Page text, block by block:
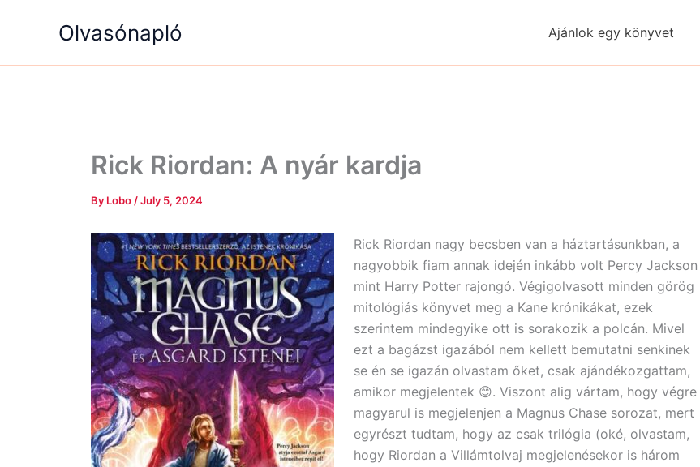
Olvasónapló Ajánlok egy könyvet
Rick Riordan: A nyár kardja
By Lobo /July 5, 2024
Rick Riordan nagy becsben van a háztartásunkban, a
nagyobbik fiam annak idején inkább volt Percy Jackson
mint Harry Potter rajongó. Végigolvasott minden görög
mitológiás könyvet meg a Kane krónikákat, ezek
szerintem mindegyike ott is sorakozik a polcán. Mivel
ezt a bagázst igazából nem kellett bemutatni senkinek
se én se igazán olvastam őket, csak ajándékozgattam,
amikor megjelentek 😊. Viszont alig vártam, hogy végre
magyarul is megjelenjen a Magnus Chase sorozat, mert
egyrészt tudtam, hogy az csak trilógia (oké, olvastam,
hogy Riordan a Villámtolvaj megjelenésekor is három